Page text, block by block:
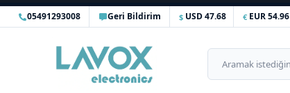
05491293008 Geri Bildirim USD 47.68 EUR 54.96